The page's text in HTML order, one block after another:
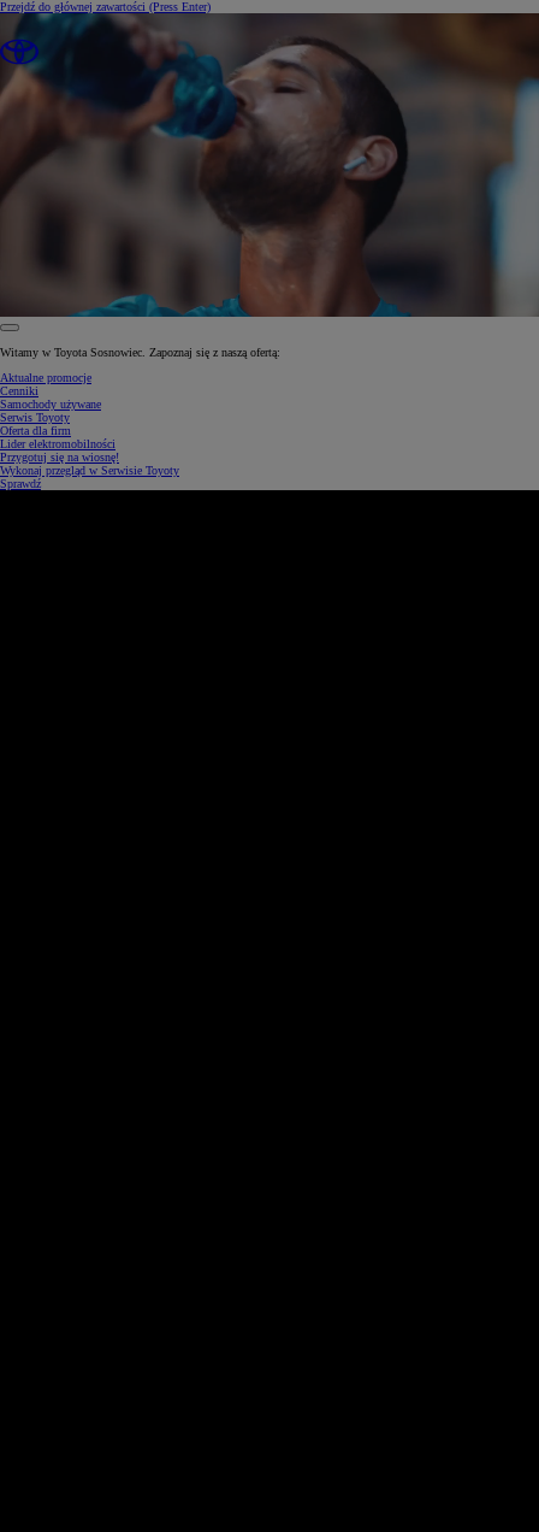
Przejdź do głównej zawartości (Press Enter)
0:30 / 1:34
Witamy w Toyota Sosnowiec. Zapoznaj się z naszą ofertą:
Aktualne promocje
Cenniki
Samochody używane
Serwis Toyoty
Oferta dla firm
Lider elektromobilności
Przygotuj się na wiosnę!
Wykonaj przegląd w Serwisie Toyoty
Sprawdź